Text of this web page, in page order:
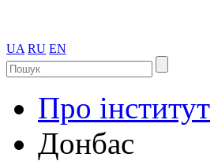
UA RU EN
Про інститут
Донбас